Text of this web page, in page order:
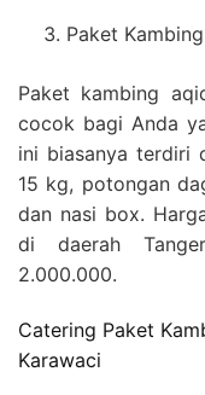
Paket
Paket kambing
cocok bagi Anda
ini biasanya terdiri
15 kg, potongan
dan nasi box.
di daerah
2.000.000.
Catering Paket
Karawaci